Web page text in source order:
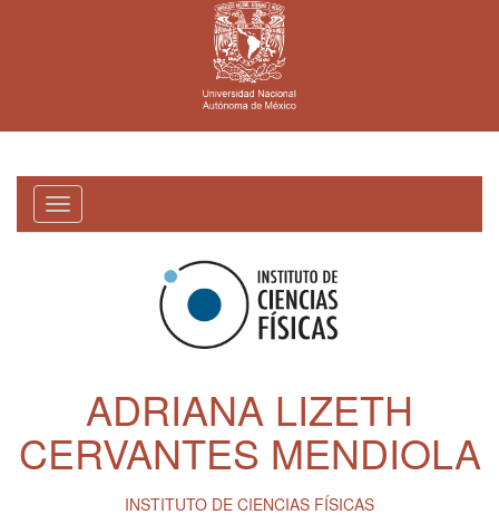
Toggle
navigation
ADRIANA LIZETH
CERVANTES MENDIOLA
INSTITUTO DE CIENCIAS FÍSICAS